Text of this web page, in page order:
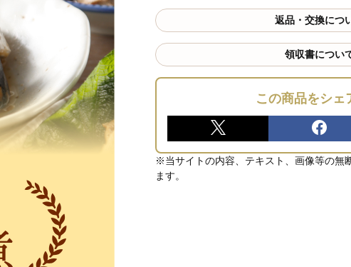
返品・交換につ
領収書につい
この商品をシェ
※当サイトの内容、テキスト、画像等の無
ます。